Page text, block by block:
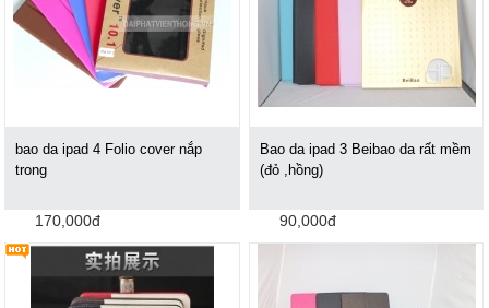
bao da ipad 4 Folio cover nắp
trong
170,000đ
Bao da ipad 3 Beibao da rất mềm
(đỏ ,hồng)
90,000đ